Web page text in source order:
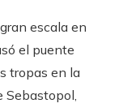
escala en
el puente
tropas en la
Sebastopol,